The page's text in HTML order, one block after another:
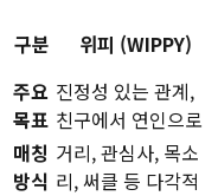
구분 위피 (WIPPY)
주요
목표
진정성 있는 관계,
친구에서 연인으로
매칭
방식
거리, 관심사, 목소
리, 써클 등 다각적